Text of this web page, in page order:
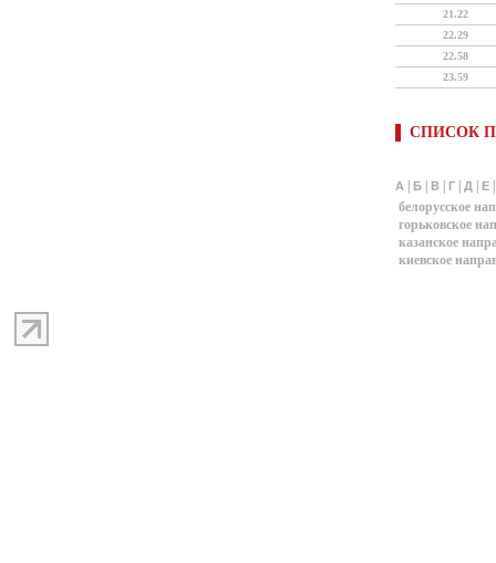
21.22
22.29
22.58
23.59
СПИСОК
А Б В Г Д Е
белорусское
горьковское
казанское
киевское